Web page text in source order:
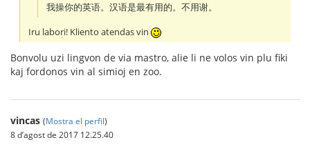
我操你的英语。汉语是最有用的。不用谢。
Iru labori! Kliento atendas vin
Bonvolu uzi lingvon de via mastro, alie li ne volos vin plu fiki
kaj fordonos vin al simioj en zoo.
vincas (Mostra el perfil)
8 d’agost de 2017 12.25.40